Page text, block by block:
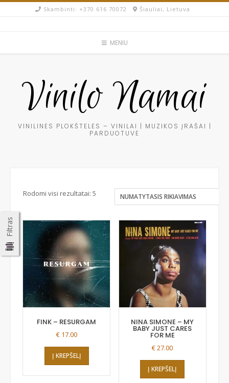
Skip
Skambinti: +370 616 70072​ Šiauliai, Lietuva
MENIU
Vinilo Namai
VINILINĖS PLOKŠTELĖS – VINILAI | MUZIKOS ĮRAŠAI |
PARDUOTUVĖ
Rodomi visi rezultatai: 5
FINK – RESURGAM
€ 17.00
Į KREPŠELĮ
NINA SIMONE ‎– MY
BABY JUST CARES
FOR ME
€27.00
Į KREPŠELĮ
Filtras